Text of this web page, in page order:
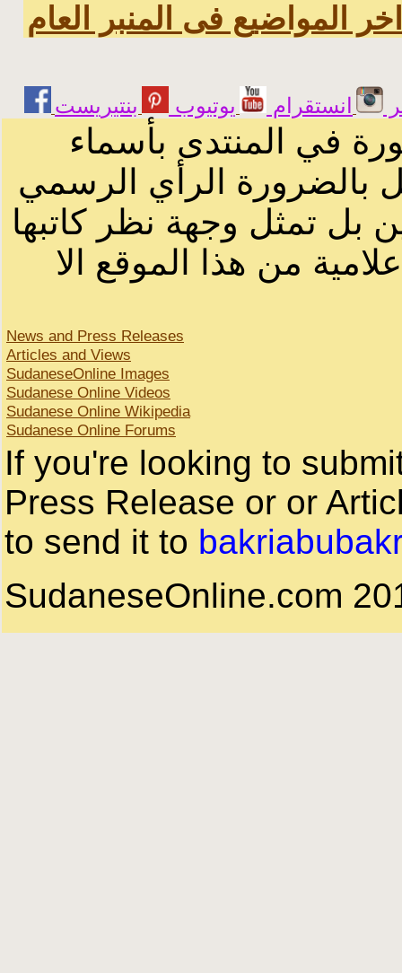
اخر المواضيع فى المنبر العام
انستقرام يوتيوب
في المنتدى بأسماء
بالضرورة الرأي الرسمي
بل تمثل وجهة نظر كاتبها
من هذا الموقع الا
News and Press Releases
Articles and Views
SudaneseOnline Images
Sudanese Online Videos
Sudanese Online Wikipedia
Sudanese Online Forums
If you're looking to
Press Release or or
to send it to